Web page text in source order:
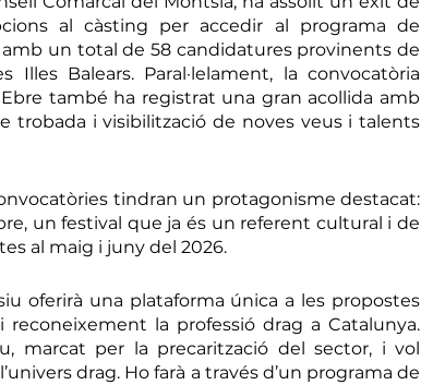
al càsting per accedir al programa de
un total de 58 candidatures provinents de
Balears. Paral·lelament, la convocatòria
també ha registrat una gran acollida amb
trobada i visibilització de noves veus i talents
tindran un protagonisme destacat:
un festival que ja és un referent cultural i de
al maig i juny del 2026.
oferirà una plataforma única a les propostes
la professió drag a Catalunya.
marcat per la precarització del sector, i vol
drag. Ho farà a través d’un programa de